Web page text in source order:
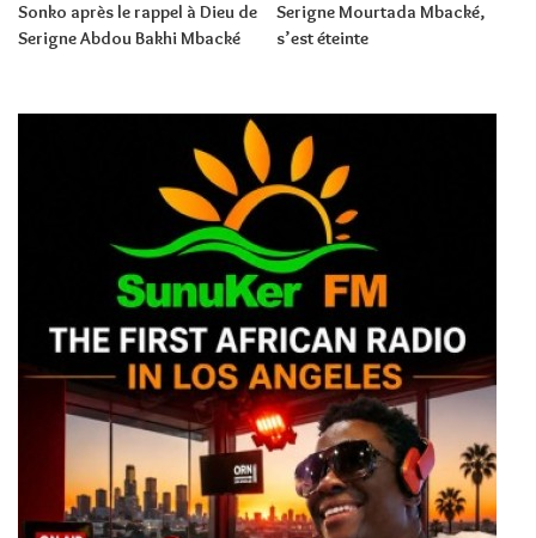
Sonko après le rappel à Dieu de
Serigne Abdou Bakhi Mbacké
Serigne Mourtada Mbacké,
s’est éteinte